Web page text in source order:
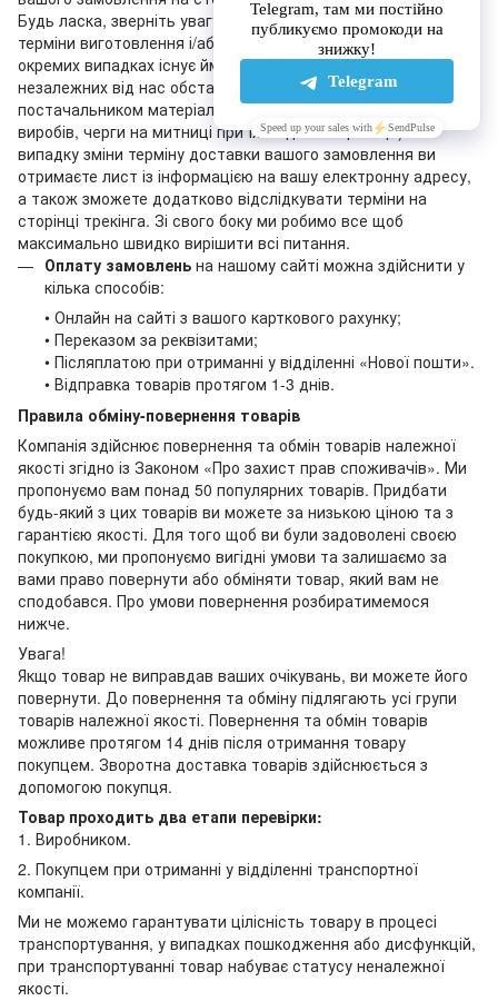
Будь ласка, зверніть увагу на те, що зазначені на сайті
терміни виготовлення і/або доставки є орієнтовними: в
окремих випадках існує ймовірність затримки з об’єктивних
незалежних від нас обставин (наприклад, затримка
постачальником матеріалів для виготовлення наших
виробів, черги на митниці при їхній доставці тощо). У
випадку зміни терміну доставки вашого замовлення ви
отримаєте лист із інформацією на вашу електронну адресу,
а також зможете додатково відслідкувати терміни на
сторінці трекінга. Зі свого боку ми робимо все щоб
максимально швидко вирішити всі питання.
Оплату замовлень на нашому сайті можна здійснити у
кілька способів:
• Онлайн на сайті з вашого карткового рахунку;
• Переказом за реквізитами;
• Післяплатою при отриманні у відділенні «Нової пошти».
• Відправка товарів протягом 1-3 днів.
Правила обміну-повернення товарів
Компанія здійснює повернення та обмін товарів належної
якості згідно із Законом «Про захист прав споживачів». Ми
пропонуємо вам понад 50 популярних товарів. Придбати
будь-який з цих товарів ви можете за низькою ціною та з
гарантією якості. Для того щоб ви були задоволені своєю
покупкою, ми пропонуємо вигідні умови та залишаємо за
вами право повернути або обміняти товар, який вам не
сподобався. Про умови повернення розбиратимемося
нижче.
Увага!
Якщо товар не виправдав ваших очікувань, ви можете його
повернути. До повернення та обміну підлягають усі групи
товарів належної якості. Повернення та обмін товарів
можливе протягом 14 днів після отримання товару
покупцем. Зворотна доставка товарів здійснюється з
допомогою покупця.
Товар проходить два етапи перевірки:
1. Виробником.
2. Покупцем при отриманні у відділенні транспортної
компанії.
Ми не можемо гарантувати цілісність товару в процесі
транспортування, у випадках пошкодження або дисфункцій,
при транспортуванні товар набуває статусу неналежної
якості.